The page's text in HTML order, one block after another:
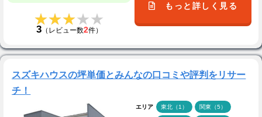
★★★★★
★★★★★
3（レビュー数2件）
もっと詳しく見る
スズキハウスの坪単価とみんなの口コミや評判をリサー
チ！
エリア 東北（1） 関東（5）